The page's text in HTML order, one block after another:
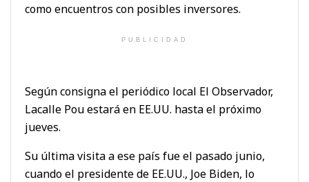
como encuentros con posibles inversores.
PUBLICIDAD
Según consigna el periódico local El Observador,
Lacalle Pou estará en EE.UU. hasta el próximo
jueves.
Su última visita a ese país fue el pasado junio,
cuando el presidente de EE.UU., Joe Biden, lo